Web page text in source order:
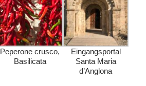
Peperone crusco,
Basilicata
Eingangsportal
Santa Maria
d’Anglona